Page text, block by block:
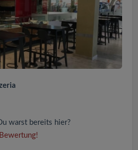
warst bereits hier?